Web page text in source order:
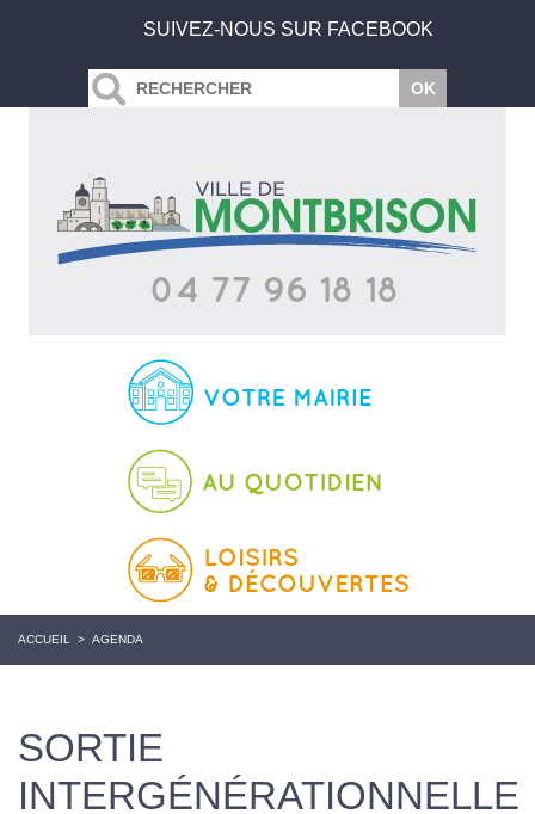
SUIVEZ-NOUS SUR FACEBOOK
ACCUEIL > AGENDA
SORTIE
INTERGÉNÉRATIONNELLE